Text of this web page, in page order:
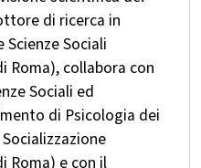
di ricerca in
Scienze Sociali
Roma), collabora con
Sociali ed
di Psicologia dei
Roma) e con il